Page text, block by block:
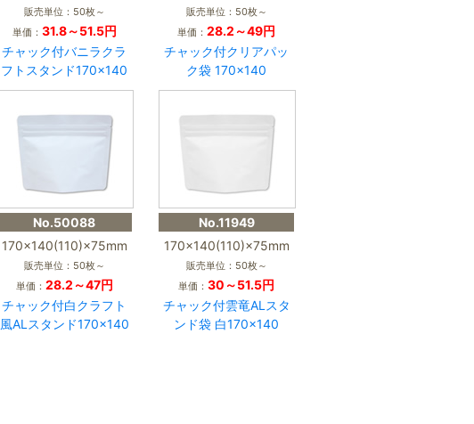
販売単位：50枚～
単価： 31.8～51.5円
チャック付バニラクラ
フトスタンド170×140
販売単位：50枚～
単価：28.2～49円
チャック付クリアパッ
ク袋 170×140
No.50088
170×140(110)×75mm
販売単位：50枚～
単価： 28.2～47円
チャック付白クラフト
風ALスタンド170×140
No.11949
170×140(110)×75mm
販売単位：50枚～
単価：30～51.5円
チャック付雲竜ALスタ
ンド袋 白170×140